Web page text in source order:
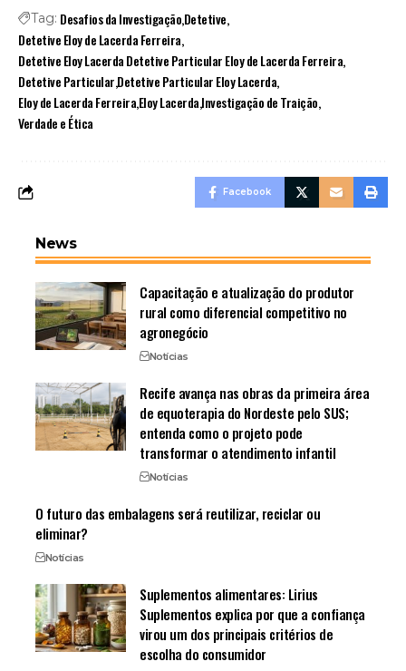
Tag: Desafios da InvestigaçãoDetetive
Detetive Eloy de Lacerda Ferreira
Detetive Eloy Lacerda Detetive Particular Eloy de Lacerda Ferreira
Detetive ParticularDetetive Particular Eloy Lacerda
Eloy de Lacerda FerreiraEloy LacerdaInvestigação de Traição
Verdade e Ética
Facebook
News
Capacitação e atualização do produtor
rural como diferencial competitivo no
agronegócio
Notícias
Recife avança nas obras da primeira área
de equoterapia do Nordeste pelo SUS;
entenda como o projeto pode
transformar o atendimento infantil
Notícias
O futuro das embalagens será reutilizar, reciclar ou
eliminar?
Notícias
Suplementos alimentares: Lirius
Suplementos explica por que a confiança
virou um dos principais critérios de
escolha do consumidor